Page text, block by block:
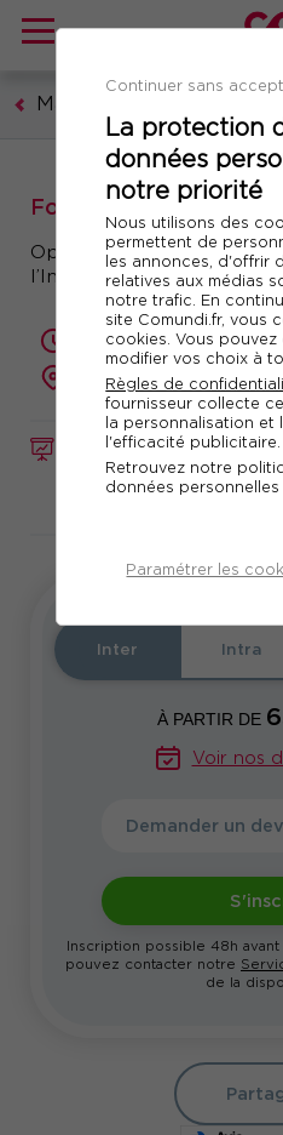
Continuer sans
La protection
données
notre priorité
Nous utilisons des
permettent de
les annonces, d'offrir
relatives aux médias
notre trafic. En
site Comundi.fr, vous
cookies. Vous pouvez
modifier vos choix à
Règles de
fournisseur collecte
la personnalisation et
l'efficacité publicitaire.
Retrouvez notre
données personnelles
Paramétrer les
Management et
FORMATION Réf.
Télécharger le
Formation : IA et
Optimisez vos pratiques
l’Intelligence Artificielle
1 jour (7 heures)
présentiel ou à
Inter Intra
À PARTIR DE
Voir nos
Demander un
Inscription possible 48h
pouvez contacter notre
de la